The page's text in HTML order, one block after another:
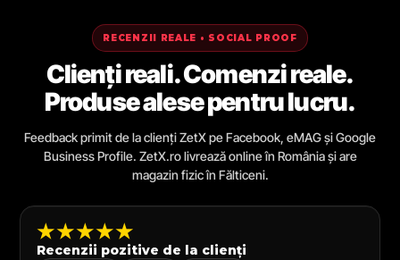
RECENZII REALE • SOCIAL PROOF
Clienți reali. Comenzi reale.
Produse alese pentru lucru.
Feedback primit de la clienți ZetX pe Facebook, eMAG și Google
Business Profile. ZetX.ro livrează online în România și are
magazin fizic în Fălticeni.
★★★★★
Recenzii pozitive de la clienți